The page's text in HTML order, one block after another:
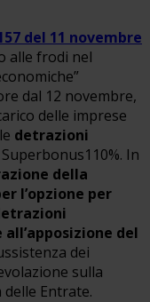
del 11 novembre
alle frodi nel
dal 12 novembre,
delle imprese
detrazioni
In
della
l’opzione per
all’apposizione del
dei
sulla
delle Entrate.